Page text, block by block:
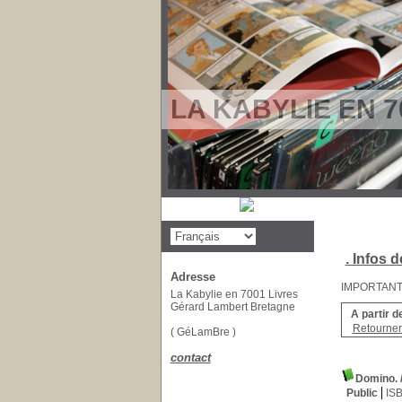
LA KABYLIE EN
. Infos
A partir
Domino./
Public
Adresse
La Kabylie en 7001 Livres
Gérard Lambert Bretagne
( GéLamBre )
contact